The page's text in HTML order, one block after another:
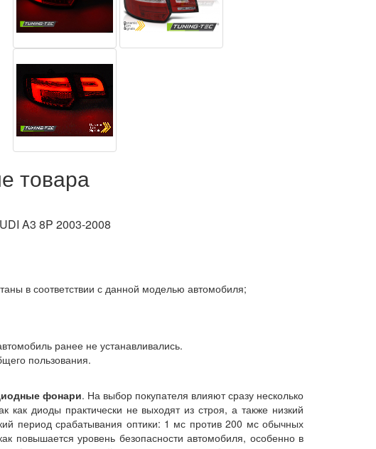
товара
A3 8P 2003-2008
в соответствии с данной моделью автомобиля;
ранее не устанавливались.
пользования.
фонари. На выбор покупателя влияют сразу несколько
диоды практически не выходят из строя, а также низкий
период срабатывания оптики: 1 мс против 200 мс обычных
повышается уровень безопасности автомобиля, особенно в